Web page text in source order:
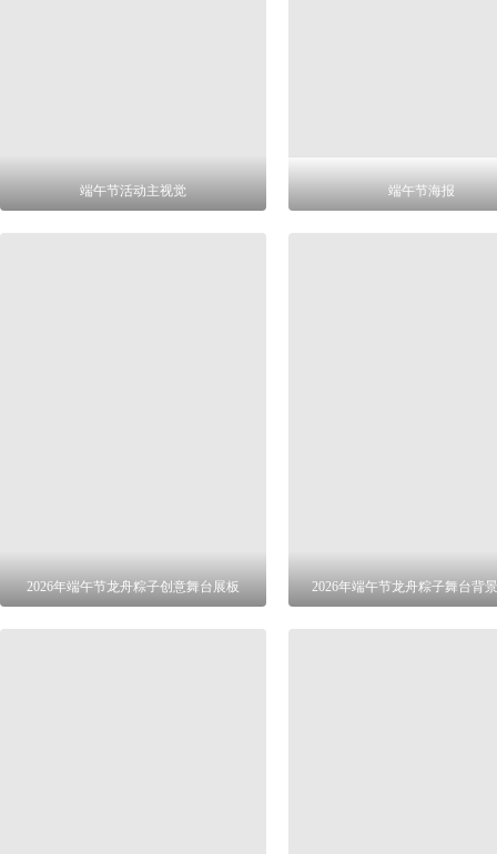
端午节活动主视觉 端午节海报
2026年端午节龙舟粽子创意舞台展板 2026年端午节龙舟粽子舞台背